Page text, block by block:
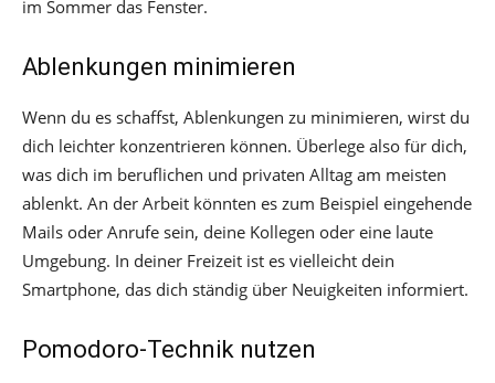
im Sommer das Fenster.
Ablenkungen minimieren
Wenn du es schaffst, Ablenkungen zu minimieren, wirst du
dich leichter konzentrieren können. Überlege also für dich,
was dich im beruflichen und privaten Alltag am meisten
ablenkt. An der Arbeit könnten es zum Beispiel eingehende
Mails oder Anrufe sein, deine Kollegen oder eine laute
Umgebung. In deiner Freizeit ist es vielleicht dein
Smartphone, das dich ständig über Neuigkeiten informiert.
Pomodoro-Technik nutzen